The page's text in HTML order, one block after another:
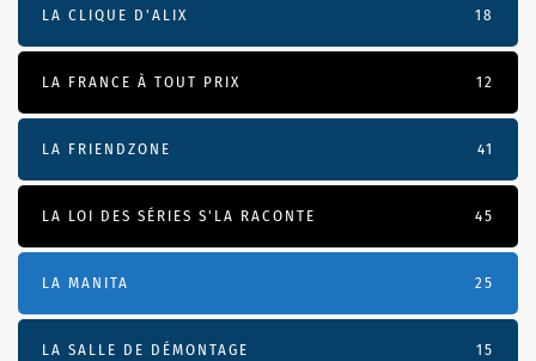
LA CLIQUE D'ALIX 18
LA FRANCE À TOUT PRIX 12
LA FRIENDZONE 41
LA LOI DES SÉRIES S'LA RACONTE 45
LA MANITA 25
LA SALLE DE DÉMONTAGE 15